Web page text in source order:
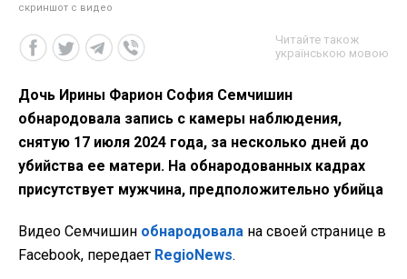
скриншот с видео
Читайте також
українською мовою
Дочь Ирины Фарион София Семчишин
обнародовала запись с камеры наблюдения,
снятую 17 июля 2024 года, за несколько дней до
убийства ее матери. На обнародованных кадрах
присутствует мужчина, предположительно убийца
Видео Семчишин обнародовала на своей странице в
Facebook, передает RegioNews.